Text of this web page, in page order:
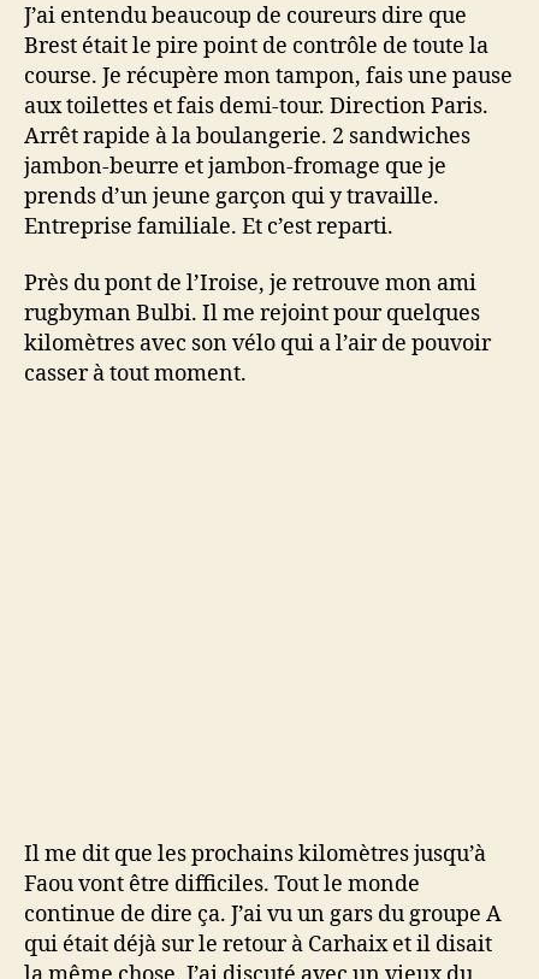
J’ai entendu beaucoup de coureurs dire que
Brest était le pire point de contrôle de toute la
course. Je récupère mon tampon, fais une pause
aux toilettes et fais demi-tour. Direction Paris.
Arrêt rapide à la boulangerie. 2 sandwiches
jambon-beurre et jambon-fromage que je
prends d’un jeune garçon qui y travaille.
Entreprise familiale. Et c’est reparti.
Près du pont de l’Iroise, je retrouve mon ami
rugbyman Bulbi. Il me rejoint pour quelques
kilomètres avec son vélo qui a l’air de pouvoir
casser à tout moment.
Il me dit que les prochains kilomètres jusqu’à
Faou vont être difficiles. Tout le monde
continue de dire ça. J’ai vu un gars du groupe A
qui était déjà sur le retour à Carhaix et il disait